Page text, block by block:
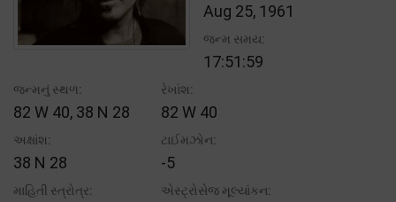
Aug 25, 1961
જન્મ સમય:
17:51:59
જન્મનું સ્થળ:
82 W 40, 38 N 28
રેખાંશ:
82 W 40
અક્ષાંશ:
38 N 28
ટાઈમઝોન:
-5
માહિતી સ્ત્રોત્ર: એસ્ટ્રોસેજ મૂલ્યાંકન: